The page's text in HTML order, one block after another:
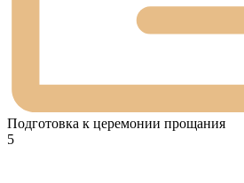
Подготовка к церемонии прощания
5